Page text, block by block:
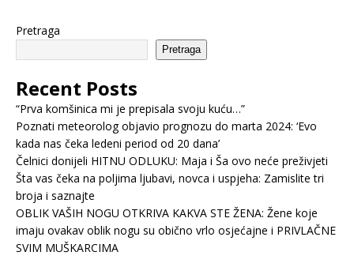
Pretraga
Pretraga
Recent Posts
“Prva komšinica mi je prepisala svoju kuću…”
Poznati meteorolog objavio prognozu do marta 2024: ‘Evo
kada nas čeka ledeni period od 20 dana’
Čelnici donijeli HITNU ODLUKU: Maja i Ša ovo neće preživjeti
Šta vas čeka na poljima ljubavi, novca i uspjeha: Zamislite tri
broja i saznajte
OBLIK VAŠIH NOGU OTKRIVA KAKVA STE ŽENA: Žene koje
imaju ovakav oblik nogu su obično vrlo osjećajne i PRIVLAČNE
SVIM MUŠKARCIMA